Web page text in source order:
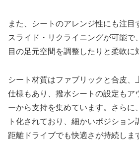
また、シートのアレンジ性にも注目
スライド・リクライニングが可能で
目の足元空間を調整したりと柔軟に
シート材質はファブリックと合皮、
仕様もあり、撥水シートの設定もア
ーから支持を集めています。さらに
ト化されており、細かいポジショ
距離ドライブでも快適さが持続しま